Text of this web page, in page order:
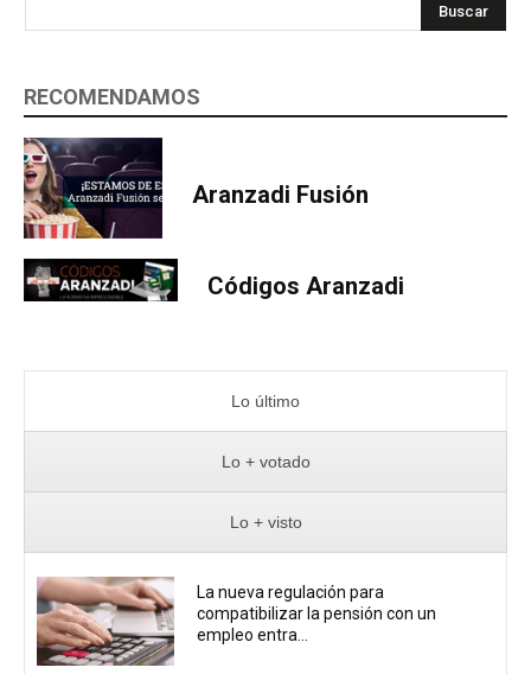
Buscar
RECOMENDAMOS
Aranzadi Fusión
Códigos Aranzadi
Lo último
Lo + votado
Lo + visto
La nueva regulación para
compatibilizar la pensión con un
empleo entra...